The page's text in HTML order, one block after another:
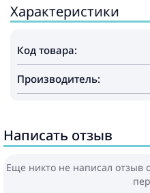
Характеристики
Код товара:
Производитель:
Написать отзыв
Еще никто не написал отзыв